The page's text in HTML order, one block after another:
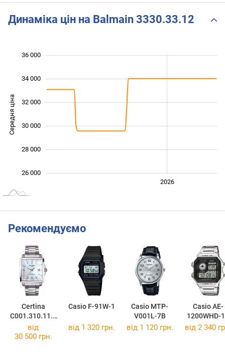
Динаміка цін на Balmain 3330.33.12
Середня ціна
26 000
28 000
30 000
32 000
36 000
34 000
2026
Рекомендуємо
Certina
C001.310.11.1
17.00
Casio F-91W-1
Casio MTP-
V001L-7B
Casio AE-
1200WHD-
від
30 500 грн.
від 1 320 грн. від 1 120 грн. від 2 340